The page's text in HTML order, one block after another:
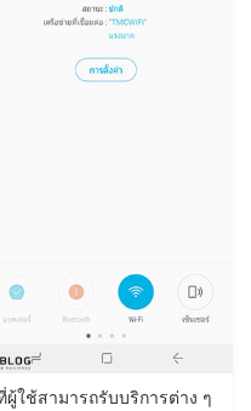
ใช้สามารถรับบริการต่าง ๆ